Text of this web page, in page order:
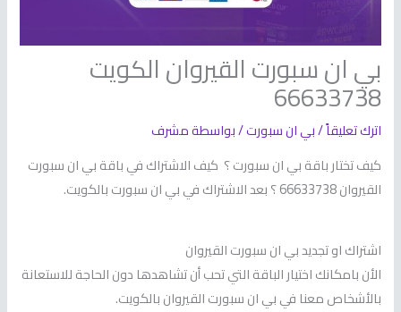
بي ان سبورت القيروان الكويت
66633738
اترك تعليقاً/بي ان سبورت/ بواسطةمشرف
كيف تختار باقة بي ان سبورت ؟ كيف الاشتراك في باقة بي ان سبورت
القيروان 66633738 ؟ بعد الاشتراك في بي ان سبورت بالكويت.
اشتراك او تجديد بي ان سبورت القيروان
الأن بامكانك اختيار الباقة التي تحب أن تشاهدها دون الحاجة للاستعانة
بالأشخاص معنا في بي ان سبورت القيروان بالكويت.